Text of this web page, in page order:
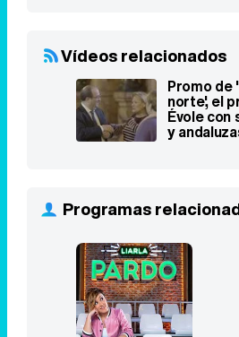
Vídeos relacionados
Promo de
norte', el
Évole con
y
Programas